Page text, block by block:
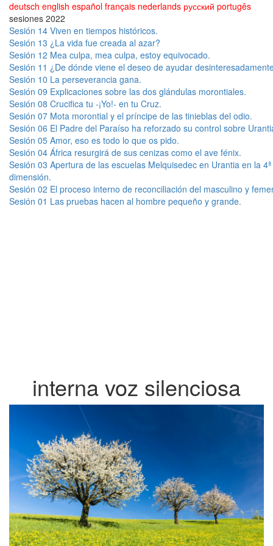
deutsch english español français nederlands русский portugês
sesiones 2022
Sesión 14 Viven en tiempos históricos.
Sesión 13 ¿La vida fue creada al azar?
Sesión 12 Mea culpa, mea culpa, estoy equivocado.
Sesión 11 ¿De dónde viene el deseo de ayudar
Sesión 10 La perseverancia gana.
Sesión 09 Explicaciones sobre las dos glándulas morontiales.
Sesión 08 Crucifica tu -¡Yo!- en tu Cruz.
Sesión 07 Mota morontial y el príncipe de las tinieblas del odio.
Sesión 06 El Padre del Paraíso ha reforzado su control sobre
Sesión 05 Amor, eso es todo lo que os pido.
Sesión 04 África resurgirá de sus cenizas como el ave fénix.
Sesión 03 Apertura de las escuelas Melquisedec en Urantia en la 4ª
dimensión.
Sesión 02 El proceso interno de reconciliación del masculino y
Sesión 01 Las pruebas hacen al hombre pequeño y grande.
interna voz silenciosa